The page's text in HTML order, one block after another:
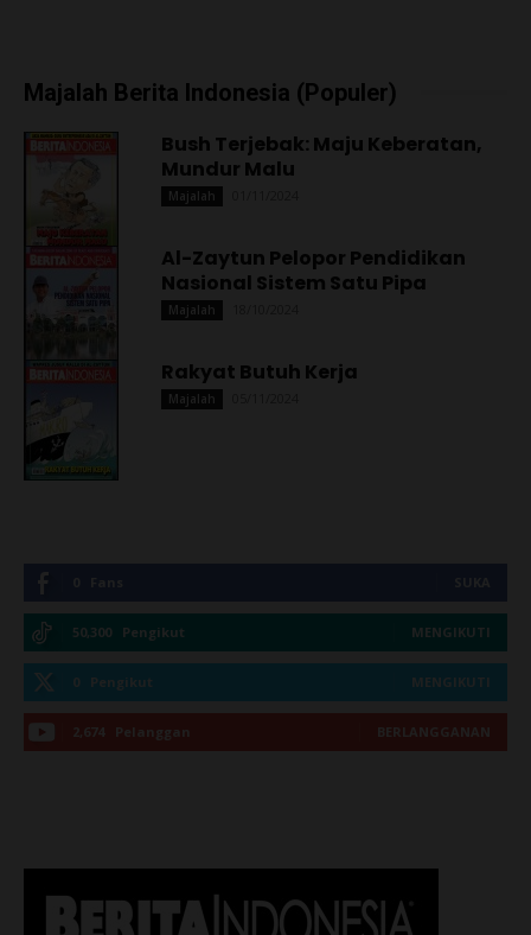
Majalah Berita Indonesia (Populer)
Bush Terjebak: Maju Keberatan,
Mundur Malu
Majalah
Al-Zaytun Pelopor Pendidikan
Nasional Sistem Satu Pipa
Majalah
Rakyat Butuh Kerja
Majalah
50,300 Pengikut MENGIKUTI
0 Pengikut MENGIKUTI